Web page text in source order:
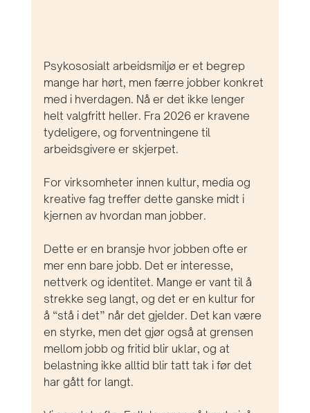
Psykososialt arbeidsmiljø er et begrep
mange har hørt, men færre jobber konkret
med i hverdagen. Nå er det ikke lenger
helt valgfritt heller. Fra 2026 er kravene
tydeligere, og forventningene til
arbeidsgivere er skjerpet.
For virksomheter innen kultur, media og
kreative fag treffer dette ganske midt i
kjernen av hvordan man jobber.
Dette er en bransje hvor jobben ofte er
mer enn bare jobb. Det er interesse,
nettverk og identitet. Mange er vant til å
strekke seg langt, og det er en kultur for
å “stå i det” når det gjelder. Det kan være
en styrke, men det gjør også at grensen
mellom jobb og fritid blir uklar, og at
belastning ikke alltid blir tatt tak i før det
har gått for langt.